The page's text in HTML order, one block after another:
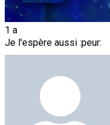
1 a
Je l'espère aussi :peur: